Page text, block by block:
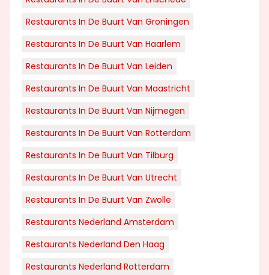
Restaurants In De Buurt Van Groningen
Restaurants In De Buurt Van Haarlem
Restaurants In De Buurt Van Leiden
Restaurants In De Buurt Van Maastricht
Restaurants In De Buurt Van Nijmegen
Restaurants In De Buurt Van Rotterdam
Restaurants In De Buurt Van Tilburg
Restaurants In De Buurt Van Utrecht
Restaurants In De Buurt Van Zwolle
Restaurants Nederland Amsterdam
Restaurants Nederland Den Haag
Restaurants Nederland Rotterdam